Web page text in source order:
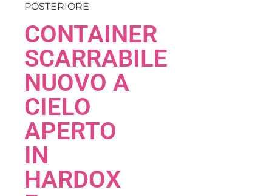
POSTERIORE
CONTAINER
SCARRABILE
NUOVO A
CIELO
APERTO
IN
HARDOX